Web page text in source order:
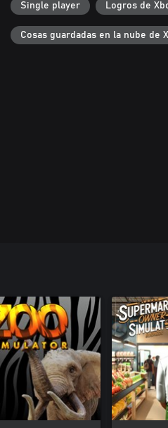
Single player Logros de
Cosas guardadas en la nube de